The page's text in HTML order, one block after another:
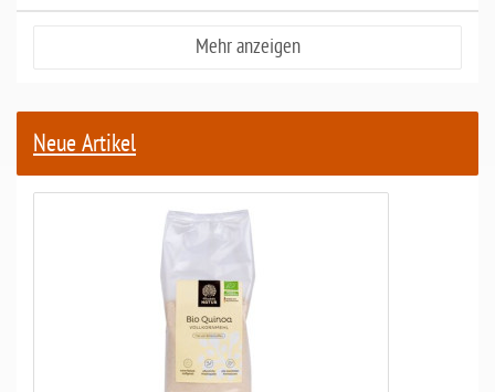
Mehr anzeigen
Neue Artikel